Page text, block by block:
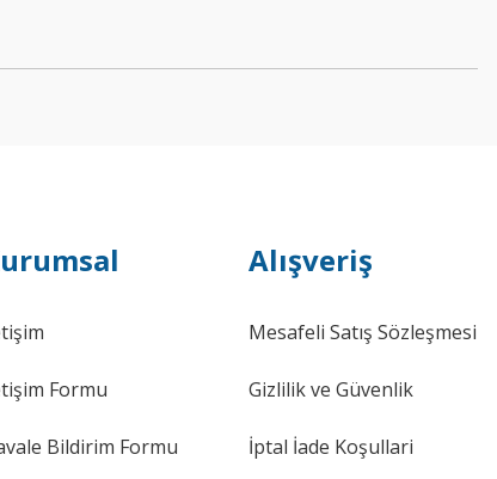
Formu
Bildirim Formu
Alışveriş
Mesafeli Satış Sözleşmesi
Gizlilik ve Güvenlik
İptal İade Koşullari